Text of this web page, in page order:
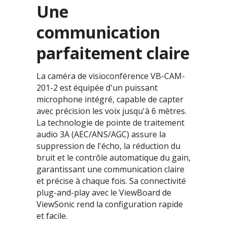
Une
communication
parfaitement claire
La caméra de visioconférence VB-CAM-
201-2 est équipée d'un puissant
microphone intégré, capable de capter
avec précision les voix jusqu'à 6 mètres.
La technologie de pointe de traitement
audio 3A (AEC/ANS/AGC) assure la
suppression de l'écho, la réduction du
bruit et le contrôle automatique du gain,
garantissant une communication claire
et précise à chaque fois. Sa connectivité
plug-and-play avec le ViewBoard de
ViewSonic rend la configuration rapide
et facile.